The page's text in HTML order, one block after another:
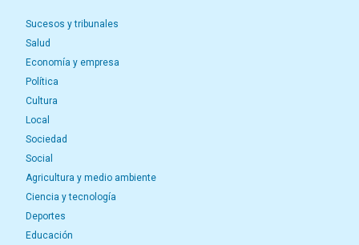
Sucesos y tribunales
Salud
Economía y empresa
Política
Cultura
Local
Sociedad
Social
Agricultura y medio ambiente
Ciencia y tecnología
Deportes
Educación